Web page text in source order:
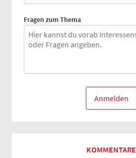
Fragen zum Thema
Anmelden
KOMMENTARE